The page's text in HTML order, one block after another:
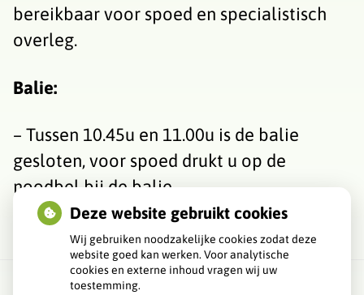
bereikbaar voor spoed en specialistisch
overleg.
Balie:
– Tussen 10.45u en 11.00u is de balie
gesloten, voor spoed drukt u op de
noodbel bij de balie.
Deze website gebruikt cookies
Wij gebruiken noodzakelijke cookies zodat deze
website goed kan werken. Voor analytische
cookies en externe inhoud vragen wij uw
toestemming.